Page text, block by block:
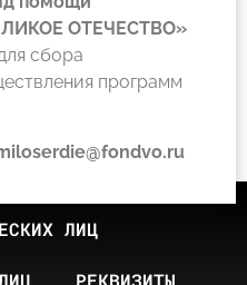
ОТЕЧЕСТВО»
сбора
программ
ЛИЦ
РЕКВИЗИТЫ